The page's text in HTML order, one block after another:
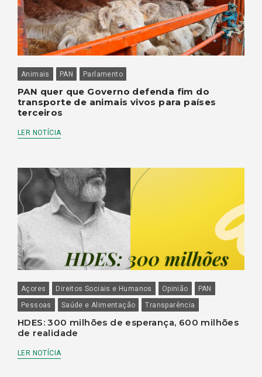
Animais PAN Parlamento
PAN quer que Governo defenda fim do
transporte de animais vivos para países
terceiros
LER NOTÍCIA
Açores Direitos Sociais e Humanos Opinião
PAN
Pessoas
Saúde e Alimentação Transparência
HDES: 300 milhões de esperança, 600 milhões
de realidade
LER NOTÍCIA